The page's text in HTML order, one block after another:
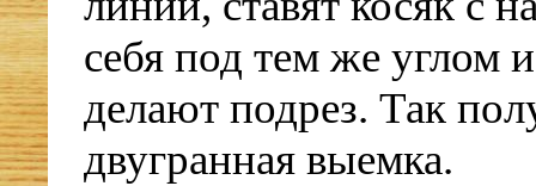
себя под тем же углом
делают подрез. Так
двугранная выемка.